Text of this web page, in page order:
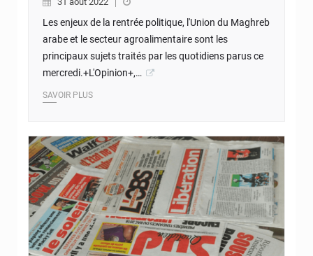
Les enjeux de la rentrée politique, l'Union du Maghreb
arabe et le secteur agroalimentaire sont les
principaux sujets traités par les quotidiens parus ce
mercredi.+L'Opinion+,…
SAVOIR PLUS